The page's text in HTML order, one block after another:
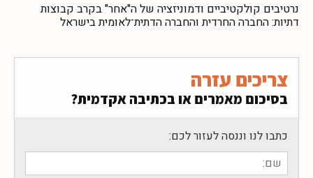
נרטיבים קולקטיביים ודמוניזציה של ה"אחר" בקרב קבוצות
דתיות: החברה החרדית והחברה הדתית־לאומית בישראל
צריכים עזרה
בסיכום מאמרים או בכתיבה אקדמית?
כתבו לנו וננסה לעזור לכם: